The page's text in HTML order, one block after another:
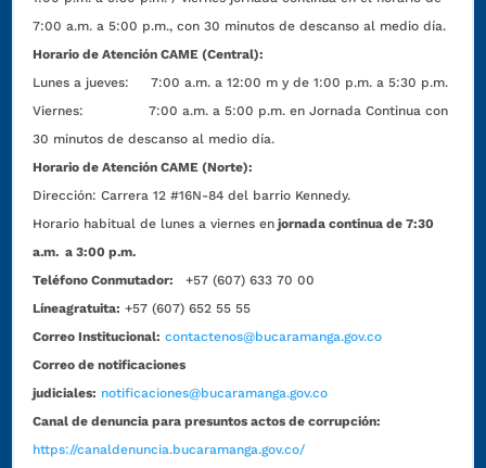
7:00 a.m. a 5:00 p.m., con 30 minutos de descanso al medio día.
Horario de Atención CAME (Central):
Lunes a jueves: 7:00 a.m. a 12:00 m y de 1:00 p.m. a 5:30 p.m.
Viernes: 7:00 a.m. a 5:00 p.m. en Jornada Continua con
30 minutos de descanso al medio día.
Horario de Atención CAME (Norte):
Dirección:Carrera 12 #16N-84 del barrio Kennedy.
Horario habitual de lunes a viernes en jornada continua de 7:30
a.m. a 3:00 p.m.
Teléfono Conmutador:
+57 (607) 633 70 00
Líneagratuita: +57 (607) 652 55 55
Correo Institucional: contactenos@bucaramanga.gov.co
Correo de notificaciones
judiciales: notificaciones@bucaramanga.gov.co
Canal de denuncia para presuntos actos de corrupción:
https://canaldenuncia.bucaramanga.gov.co/